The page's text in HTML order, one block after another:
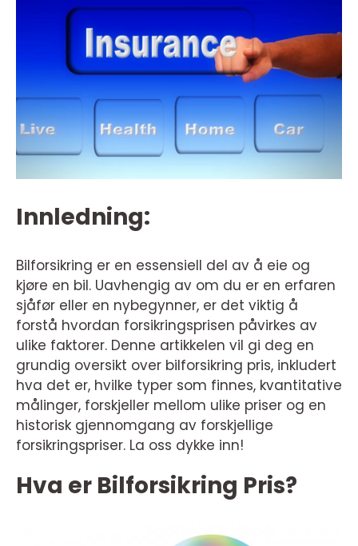
Innledning:
Bilforsikring er en essensiell del av å eie og
kjøre en bil. Uavhengig av om du er en erfaren
sjåfør eller en nybegynner, er det viktig å
forstå hvordan forsikringsprisen påvirkes av
ulike faktorer. Denne artikkelen vil gi deg en
grundig oversikt over bilforsikring pris, inkludert
hva det er, hvilke typer som finnes, kvantitative
målinger, forskjeller mellom ulike priser og en
historisk gjennomgang av forskjellige
forsikringspriser. La oss dykke inn!
Hva er Bilforsikring Pris?